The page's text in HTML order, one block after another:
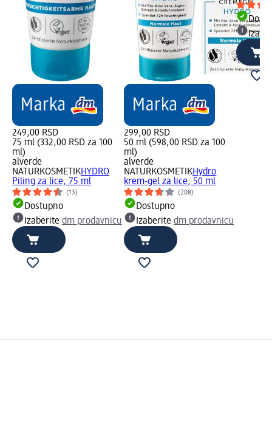
249,00 RSD
75 ml (332,00 RSD za 100
ml)
alverde
NATURKOSMETIKHYDRO
Piling za lice, 75 ml
(13)
Dostupno
Izaberite dm prodavnicu
299,00 RSD
50 ml (598,00 RSD za 100
ml)
alverde
NATURKOSMETIKHydro
krem-gel za lice, 50 ml
(208)
Dostupno
Izaberitedm prodavnicu